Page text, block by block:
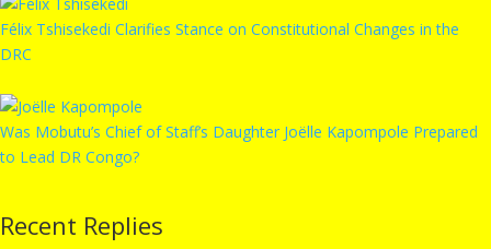
Félix Tshisekedi Clarifies Stance on Constitutional Changes in the
DRC
Was Mobutu’s Chief of Staff’s Daughter Joëlle Kapompole Prepared
to Lead DR Congo?
Recent Replies